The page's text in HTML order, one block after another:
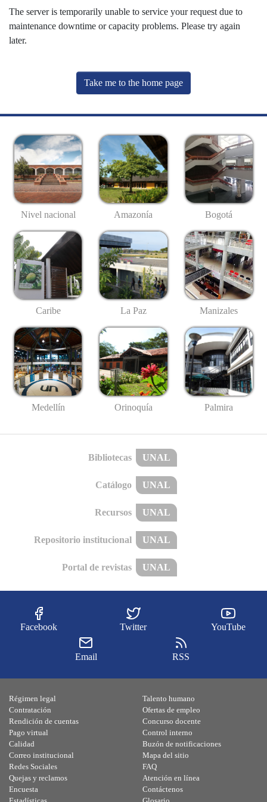
The server is temporarily unable to service your request due to
maintenance downtime or capacity problems. Please try again
later.
Take me to the home page
Nivel nacional Amazonía Bogotá
Caribe La Paz Manizales
Medellín Orinoquía Palmira
Bibliotecas UNAL
Catálogo UNAL
Recursos UNAL
Repositorio institucional UNAL
Portal de revistas UNAL
Facebook Twitter YouTube
Email RSS
Régimen legal
Contratación
Rendición de cuentas
Pago virtual
Calidad
Talento humano
Ofertas de empleo
Concurso docente
Control interno
Buzón de notificaciones
Correo institucional
Redes Sociales
Quejas y reclamos
Encuesta
Mapa del sitio
FAQ
Atención en línea
Contáctenos